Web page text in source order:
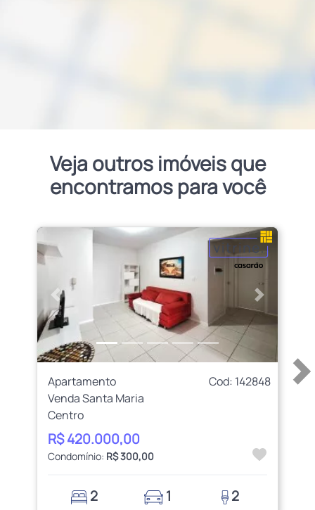
Veja outros imóveis que
encontramos para você
Anterior Próximo
Apartamento
Cod: 142848
Venda Santa Maria
Centro
R$ 420.000,00
Condomínio: R$ 300,00
2 1 2